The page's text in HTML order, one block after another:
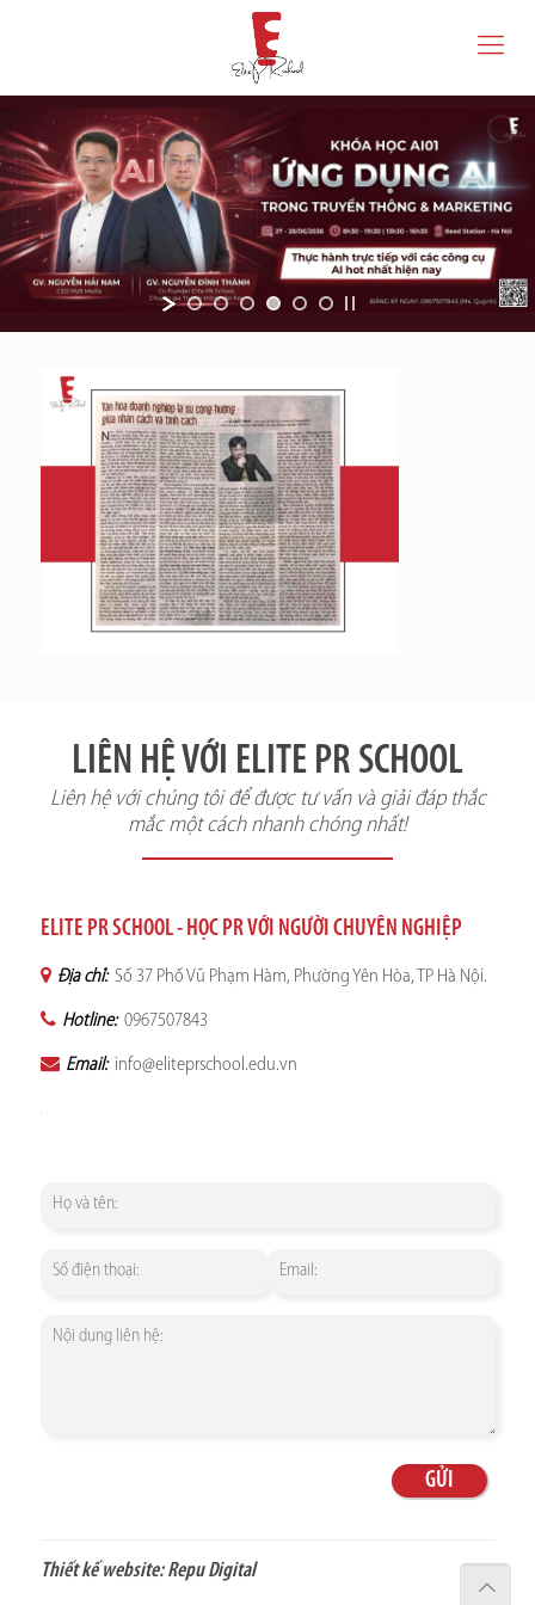
LIÊN HỆ VỚI ELITE PR SCHOOL
Liên hệ với chúng tôi để được tư vấn và giải đáp thắc
mắc một cách nhanh chóng nhất!
ELITE PR SCHOOL - HỌC PR VỚI NGƯỜI CHUYÊN NGHIỆP
Địa chỉ: Số 37 Phố Vũ Phạm Hàm, Phường Yên Hòa, TP Hà Nội.
Hotline: 0967507843
Email: info@eliteprschool.edu.vn
Thiết kế website:Repu Digital